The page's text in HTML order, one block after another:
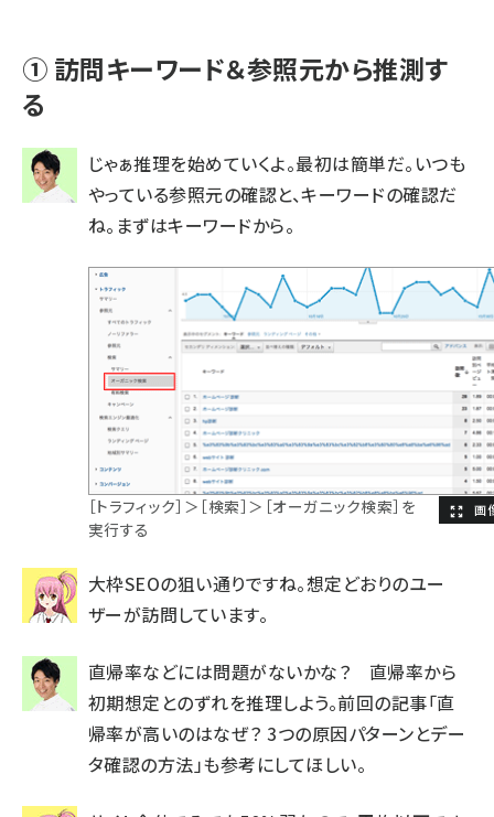
① 訪問キーワード＆参照元から推測す
る
じゃぁ推理を始めていくよ。最初は簡単だ。いつも
やっている参照元の確認と、キーワードの確認だ
ね。まずはキーワードから。
［トラフィック］＞［検索］＞［オーガニック検索］を
実行する
大枠SEOの狙い通りですね。想定どおりのユー
ザーが訪問しています。
直帰率などには問題がないかな？ 直帰率から
初期想定とのずれを推理しよう。前回の記事「直
帰率が高いのはなぜ？ 3つの原因パターンとデー
タ確認の方法」も参考にしてほしい。